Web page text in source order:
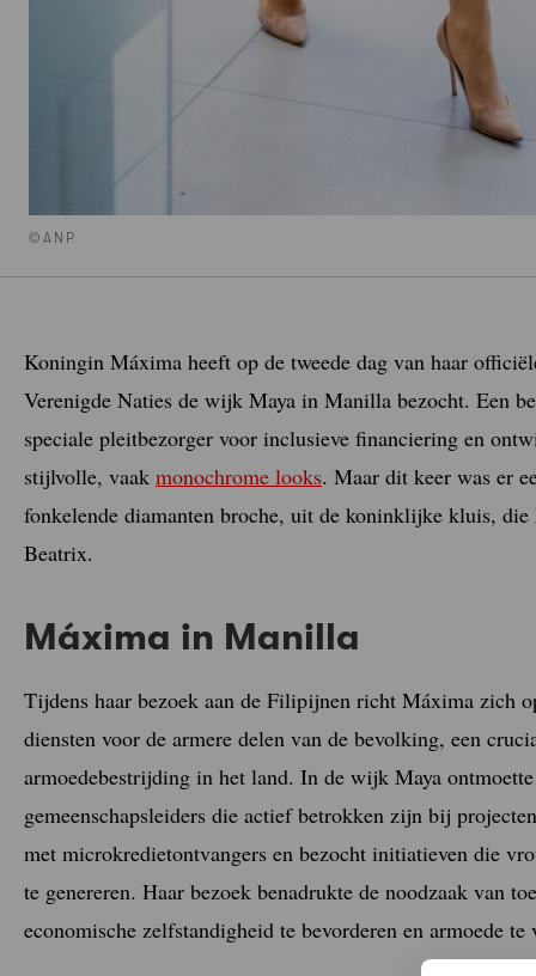
©ANP
Koningin Máxima heeft op de tweede dag van haar
Verenigde Naties de wijk Maya in Manilla bezocht. Een
speciale pleitbezorger voor inclusieve financiering en
stijlvolle, vaak monochrome looks. Maar dit keer was er
fonkelende diamanten broche, uit de koninklijke kluis, die
Beatrix.
Máxima in Manilla
Tijdens haar bezoek aan de Filipijnen richt Máxima zich
diensten voor de armere delen van de bevolking, een
armoedebestrijding in het land. In de wijk Maya
gemeenschapsleiders die actief betrokken zijn bij
met microkredietontvangers en bezocht initiatieven die
te genereren. Haar bezoek benadrukte de noodzaak van
economische zelfstandigheid te bevorderen en armoede te